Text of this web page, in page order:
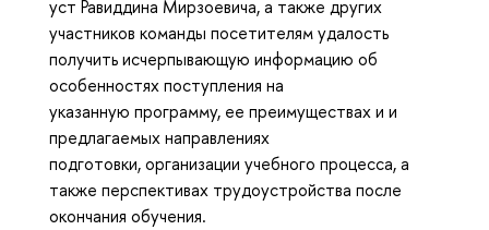
уст Равиддина Мирзоевича, а также других
участников команды посетителям удалость
получить исчерпывающую информацию об
особенностях поступления на
указанную программу, ее преимуществах и и
предлагаемых направлениях
подготовки, организации учебного процесса, а
также перспективах трудоустройства после
окончания обучения.